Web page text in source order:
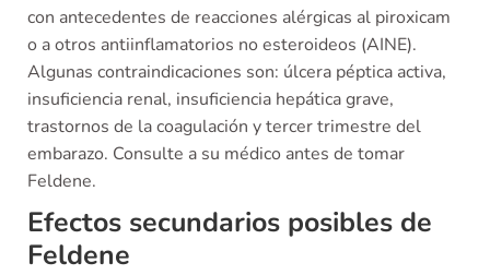
con antecedentes de reacciones alérgicas al piroxicam
o a otros antiinflamatorios no esteroideos (AINE).
Algunas contraindicaciones son: úlcera péptica activa,
insuficiencia renal, insuficiencia hepática grave,
trastornos de la coagulación y tercer trimestre del
embarazo. Consulte a su médico antes de tomar
Feldene.
Efectos secundarios posibles de
Feldene